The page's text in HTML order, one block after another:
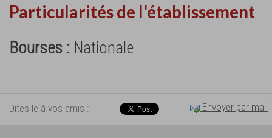
Particularités de l'établissement
Bourses : Nationale
Dites le à vos amis : Envoyer par mail